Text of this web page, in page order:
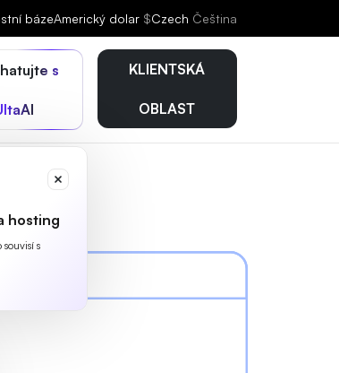
bázeAmerický dolar $Czech Čeština
s
hosting
s
KLIENTSKÁ
OBLAST